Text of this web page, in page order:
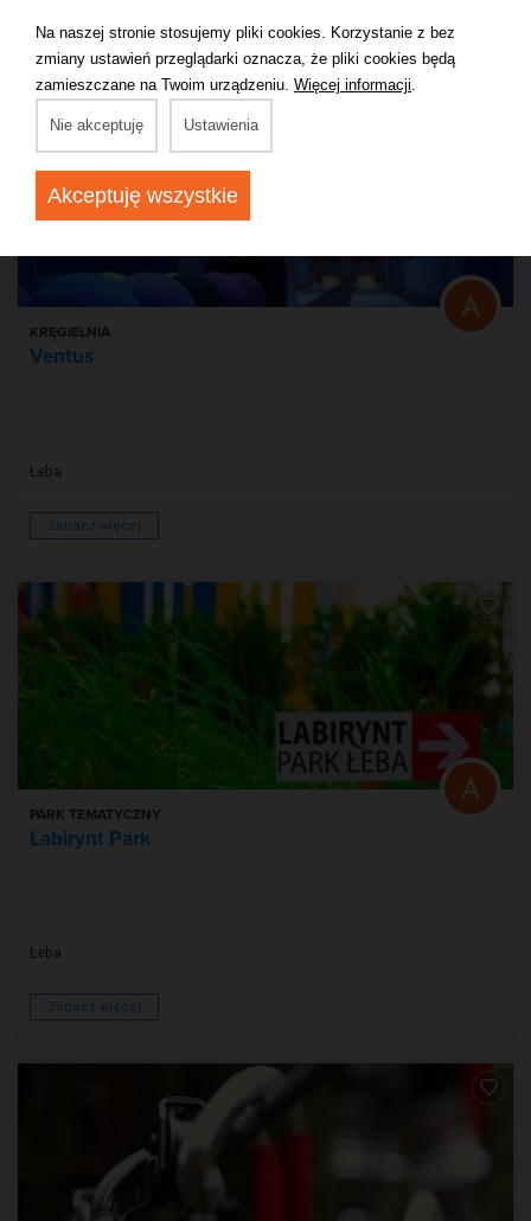
Zobacz więcej
KRĘGIELNIA
Ventus
Łeba
Zobacz więcej
PARK TEMATYCZNY
Labirynt Park
Łeba
Zobacz więcej
Na naszej stronie stosujemy pliki cookies. Korzystanie z bez
zmiany ustawień przeglądarki oznacza, że pliki cookies będą
zamieszczane na Twoim urządzeniu. Więcej informacji
Nie akceptuję Ustawienia
Akceptuję wszystkie